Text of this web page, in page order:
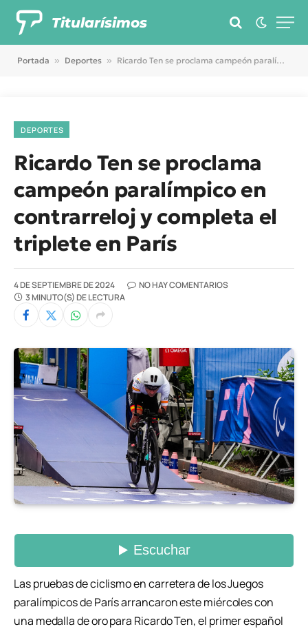
Titularísimos
Portada » Deportes » Ricardo Ten se proclama campeón paralímpico en contrarreloj y completa el triplete en París
DEPORTES
Ricardo Ten se proclama
campeón paralímpico en
contrarreloj y completa el
triplete en París
4 DE SEPTIEMBRE DE 2024
NO HAY COMENTARIOS
3 MINUTO(S) DE LECTURA
Las pruebas de ciclismo en carretera de los Juegos
paralímpicos de París arrancaron este miércoles con
una medalla de oro para Ricardo Ten, el primer español